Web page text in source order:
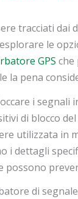
tracciati dai
le
GPS che
la pena
i segnali
di blocco
utilizzata in
i dettagli
possono
di